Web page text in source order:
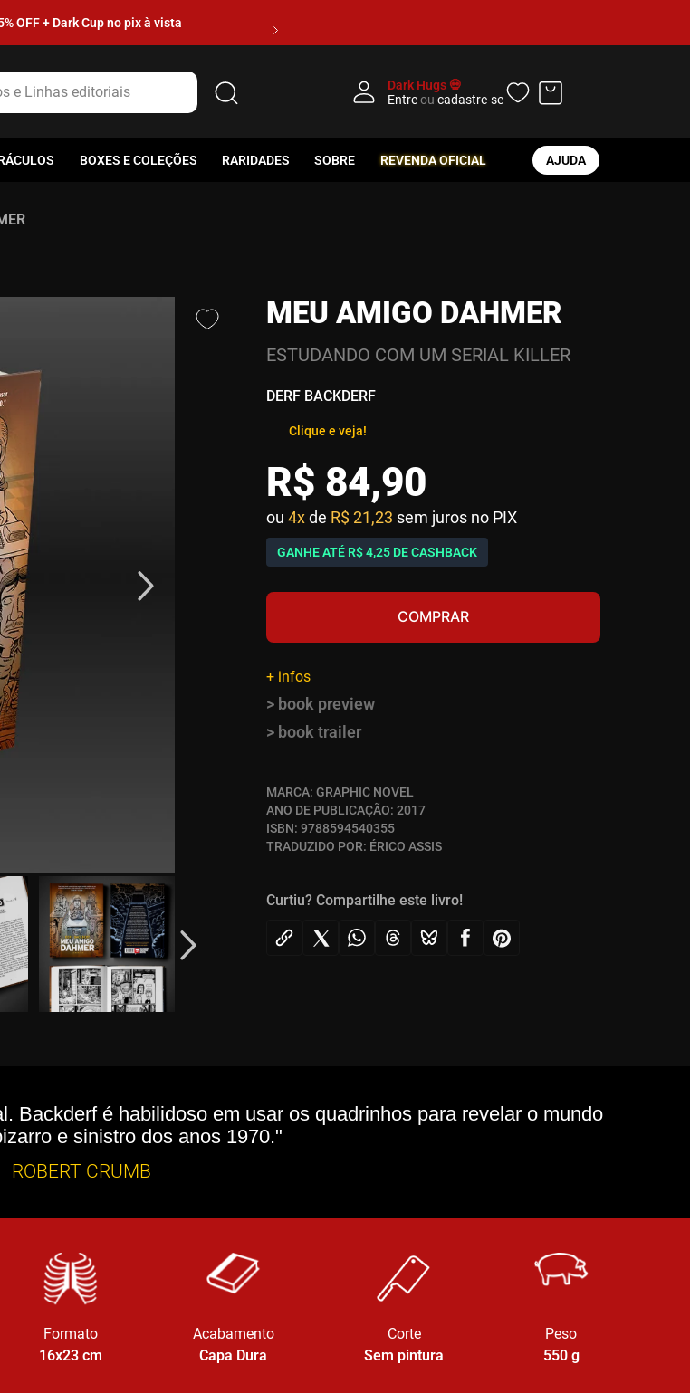
OFF + Dark Cup no pix à vista
Linhas editoriais
Dark Hugs 💀
Entreou cadastre-se
BOXES E COLEÇÕES RARIDADES SOBRE REVENDA OFICIAL AJUDA
MEU AMIGO DAHMER
ESTUDANDO COM UM SERIAL KILLER
DERF BACKDERF
Clique e veja!
R$ 84,90
ou 4xde R$ 21,23 sem juros no PIX
GANHE ATÉ R$ 4,25 DE CASHBACK
COMPRAR
+ infos
> book preview
> book trailer
MARCA: GRAPHIC NOVEL
ANO DE PUBLICAÇÃO: 2017
ISBN: 9788594540355
TRADUZIDO POR: ÉRICO ASSIS
Curtiu? Compartilhe este livro!
Backderf é habilidoso em usar os quadrinhos para revelar o mundo
e sinistro dos anos 1970."
ROBERT CRUMB
Formato
16x23cm
Acabamento
Capa Dura
Corte
Sem pintura
Peso
550g